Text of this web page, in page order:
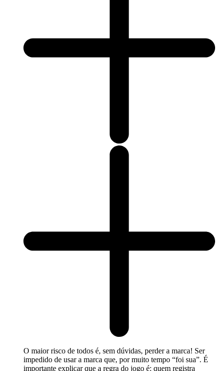
O maior risco de todos é, sem dúvidas, perder a marca! Ser
impedido de usar a marca que, por muito tempo “foi sua”. É
importante explicar que a regra do jogo é: quem registra